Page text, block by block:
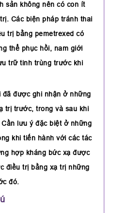
sản không nên có con ít
Các biện pháp tránh thai
trị bằng pemetrexed có
thể phục hồi, nam giới
trữ tinh trùng trước khi
được ghi nhận ở những
trị trước, trong và sau khi
lưu ý đặc biệt ở những
khi tiến hành với các tác
hợp kháng bức xạ được
điều trị bằng xạ trị những
đó.